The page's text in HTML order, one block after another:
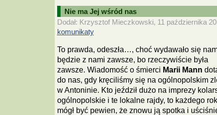
Nie ma Jej wśród nas
Dodał: Krzysztof Mieczkowski, 11 października
komunikaty
To prawda, odeszła…, choć wydawało się
będzie z nami zawsze, bo rzeczywiście była
zawsze. Wiadomość o śmierci Marii Mann
do nas, gdy kręciliśmy się na ogólnopolskim
w Antoninie. Kto jeździł dużo na imprezy
ogólnopolskie i te lokalne rajdy, to każdego
mógł być pewien, że znowu ją spotka i